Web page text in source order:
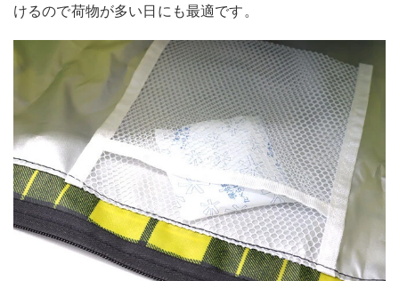
けるので荷物が多い日にも最適です。